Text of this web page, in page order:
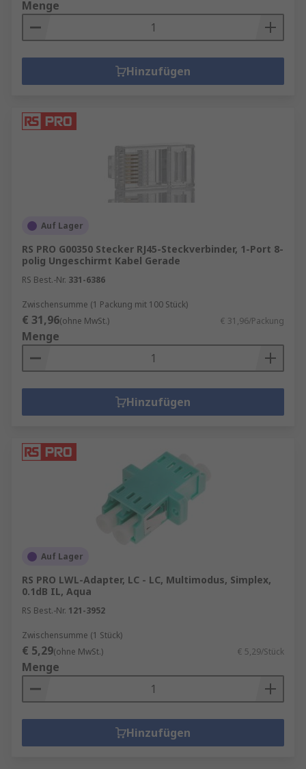
Menge
Hinzufügen
Auf Lager
RS PRO G00350 Stecker RJ45-Steckverbinder, 1-Port 8-
polig Ungeschirmt Kabel Gerade
RS Best.-Nr. 331-6386
Zwischensumme (1 Packung mit 100 Stück)
€ 31,96(ohne MwSt.) € 31,96/Packung
Menge
Hinzufügen
Auf Lager
RS PRO LWL-Adapter, LC - LC, Multimodus, Simplex,
0.1dB IL, Aqua
RS Best.-Nr. 121-3952
Zwischensumme (1 Stück)
€ 5,29(ohne MwSt.) € 5,29/Stück
Menge
Hinzufügen